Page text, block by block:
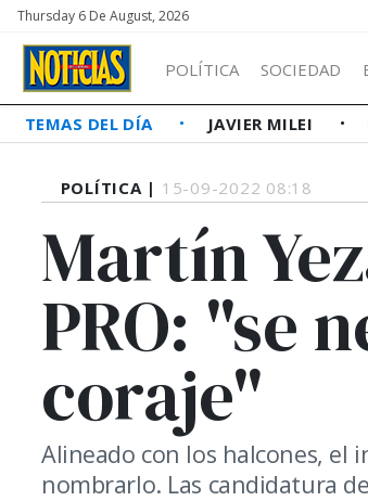
Thursday 6 De August, 2026
POLÍTICA SOCIEDAD
TEMAS DEL DÍA JAVIER MILEI
POLÍTICA | 15-09-2022 08:18
Martín
PRO: "se
coraje"
Alineado con los halcones, el
nombrarlo. Las candidatura